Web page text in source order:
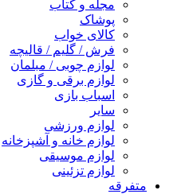
مجله و کتاب
پوشاک
کالای خواب
فرش / گلیم / قالیچه
لوازم چوبی / مبلمان
لوازم برقی و گازی
اسباب بازی
سایر
لوازم ورزشی
لوازم خانه و آشپزخانه
لوازم موسیقی
لوازم تزئینی
متفرقه